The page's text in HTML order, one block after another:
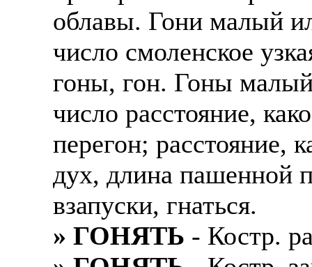
облавы. Гони малый
число смоленское
гоны, гон. Гоны
число расстояние,
перегон; расстояние,
дух, длина пашенной
взапуски, гнаться.
» ГОНЯТЬ - Костр.